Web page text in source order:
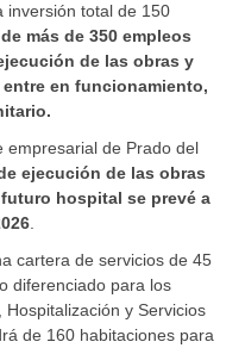
inversión total de 150
más de 350 empleos
de las obras y
en funcionamiento,
empresarial de Prado del
ejecución de las obras
hospital se prevé a
cartera de servicios de 45
diferenciado para los
y Servicios
de 160 habitaciones para